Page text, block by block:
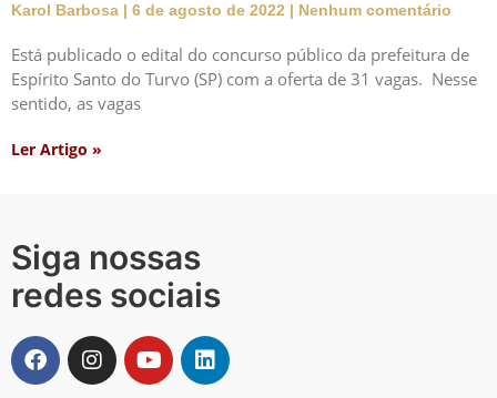
Karol Barbosa 6 de agosto de 2022 Nenhum comentário
Está publicado o edital do concurso público da prefeitura de
Espírito Santo do Turvo (SP) com a oferta de 31 vagas. Nesse
sentido, as vagas
Ler Artigo »
Siga nossas
redes sociais